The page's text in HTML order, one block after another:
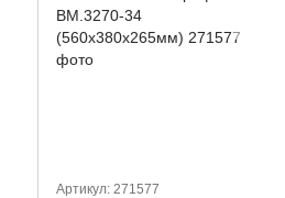
Артикул: 271577